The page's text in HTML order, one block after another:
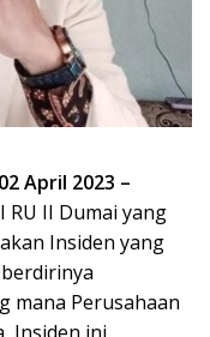
02 April 2023 –
RU II Dumai yang
Insiden yang
mana Perusahaan
Insiden ini